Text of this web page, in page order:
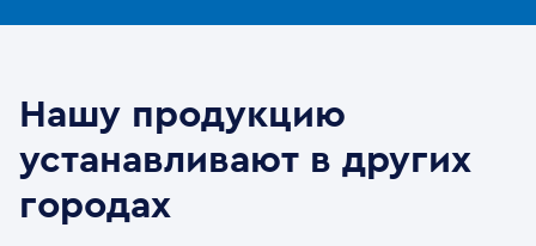
Нашу продукцию
устанавливают в других
городах